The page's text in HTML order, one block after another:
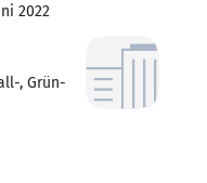
2022
, Grün-